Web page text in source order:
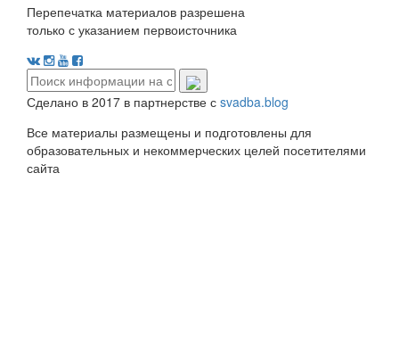
Перепечатка материалов разрешена
только с указанием первоисточника
Сделано в 2017 в партнерстве с svadba.blog
Все материалы размещены и подготовлены для
образовательных и некоммерческих целей посетителями
сайта